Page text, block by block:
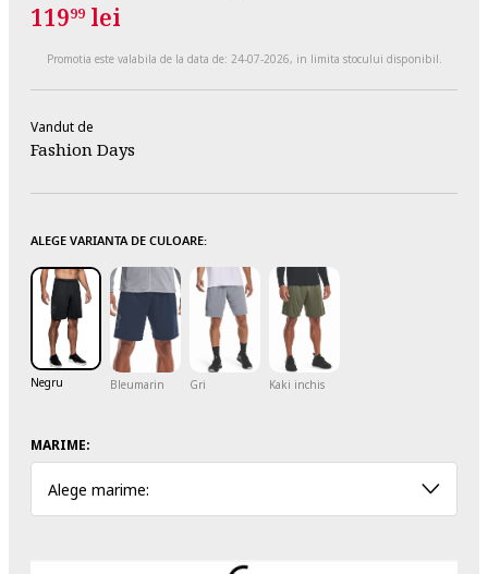
11999 lei
Promotia este valabila de la data de: 24-07-2026, in limita stocului disponibil.
Vandut de
Fashion Days
ALEGE VARIANTA DE CULOARE:
Negru Bleumarin Gri Kaki inchis
MARIME:
Alege marime: